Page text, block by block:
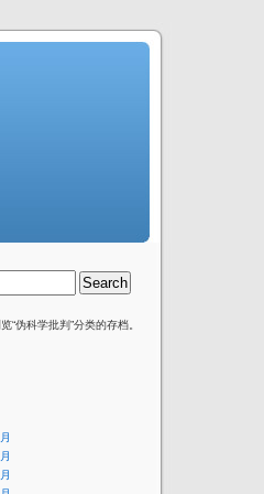
“伪科学批判”分类的存档。